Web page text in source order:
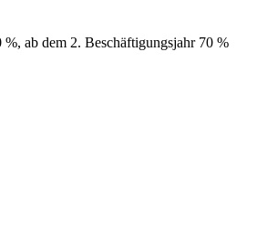
ab dem 2. Beschäftigungsjahr 70 %